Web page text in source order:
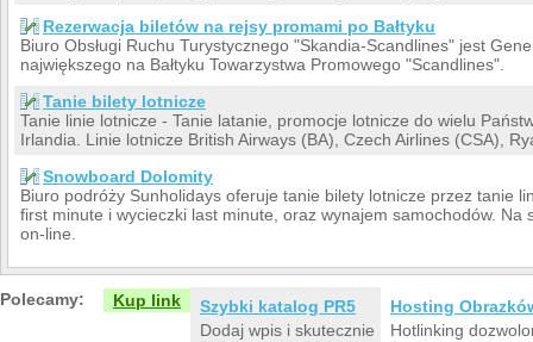
Rezerwacja biletów na rejsy promami po Bałtyku
Biuro Obsługi Ruchu Turystycznego "Skandia-Scandlines" jest
największego na Bałtyku Towarzystwa Promowego "Scandlines".
Tanie bilety lotnicze
Tanie linie lotnicze - Tanie latanie, promocje lotnicze do wielu
Irlandia. Linie lotnicze British Airways (BA), Czech Airlines (CSA),
Snowboard Dolomity
Biuro podróży Sunholidays oferuje tanie bilety lotnicze przez tanie
first minute i wycieczki last minute, oraz wynajem samochodów. Na
on-line.
Polecamy: Kup link
Szybki katalog PR5
Dodaj wpis i skutecznie
Hosting
Hotlinking